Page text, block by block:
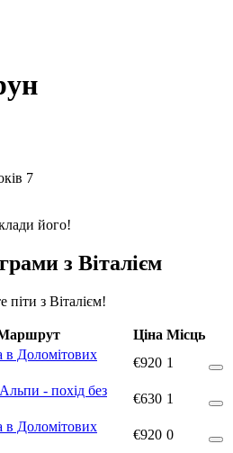
7
його!
з Віталієм
з Віталієм!
Ціна Місць
в Доломітових
€920 1
- похід без
€630 1
в Доломітових
€920 0